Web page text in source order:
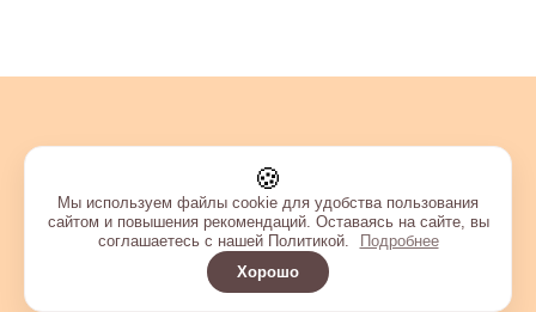
🍪
Мы используем файлы cookie для удобства пользования
сайтом и повышения рекомендаций. Оставаясь на сайте, вы
соглашаетесь с нашей Политикой.
Подробнее
Хорошо